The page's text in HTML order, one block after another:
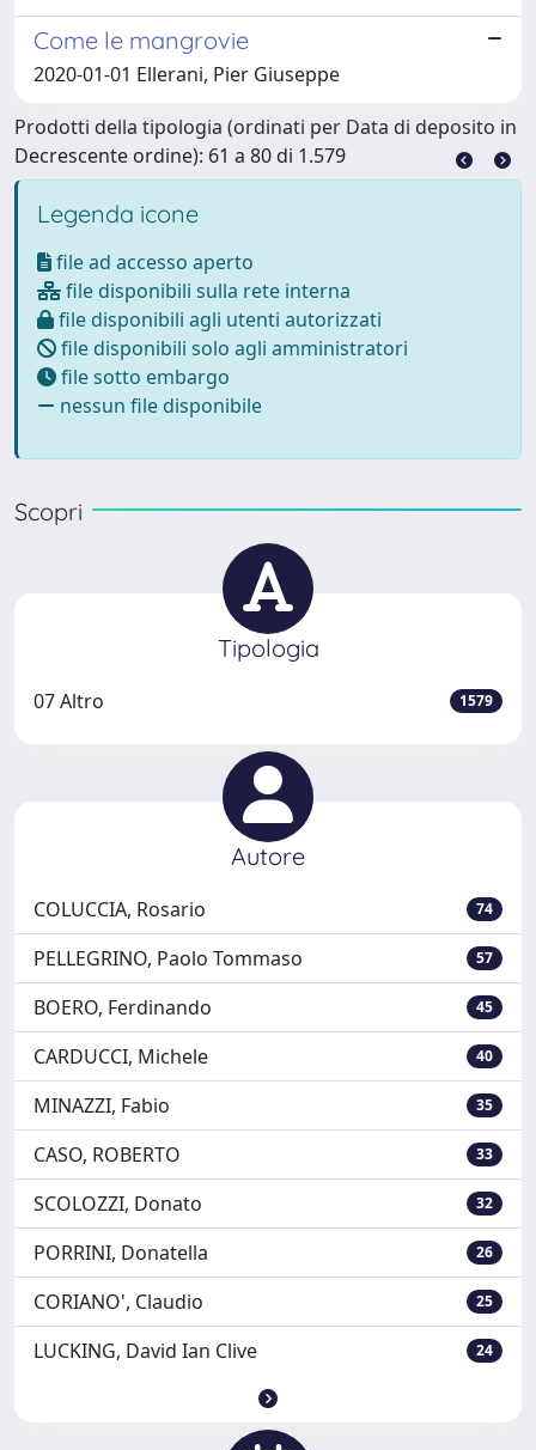
Come le mangrovie
2020-01-01 Ellerani, Pier Giuseppe
Prodotti della tipologia (ordinati per Data di deposito in
Decrescente ordine): 61 a 80 di 1.579
Legenda icone
file ad accesso aperto
file disponibili sulla rete interna
file disponibili agli utenti autorizzati
file disponibili solo agli amministratori
file sotto embargo
nessun file disponibile
Scopri
Tipologia
07 Altro 1579
Autore
COLUCCIA, Rosario 74
PELLEGRINO, Paolo Tommaso 57
BOERO, Ferdinando 45
CARDUCCI, Michele 40
MINAZZI, Fabio 35
CASO, ROBERTO 33
SCOLOZZI, Donato 32
PORRINI, Donatella 26
CORIANO', Claudio 25
LUCKING, David Ian Clive 24